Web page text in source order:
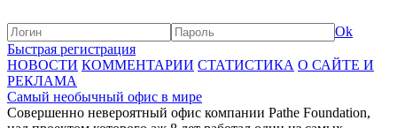
Ok
Быстрая регистрация
НОВОСТИ КОММЕНТАРИИ СТАТИСТИКА О САЙТЕ И
РЕКЛАМА
Самый необычный офис в мире
Совершенно невероятный офис компании Pathe Foundation,